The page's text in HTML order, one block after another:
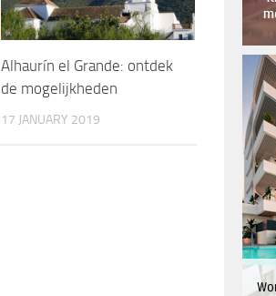
Alhaurín el Grande: ontdek
de mogelijkheden
17 JANUARY 2019